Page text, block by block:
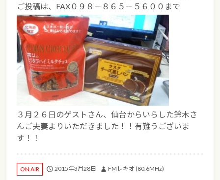
ご投稿は、FAX０９８－８６５－５６００まで
３月２６日のゲストさん、仙台からいらした鈴木さ
んご夫妻よりいただきました！！有難うございま
す！！
ON AIR 2015年3月28日 FMレキオ (80.6MHz)